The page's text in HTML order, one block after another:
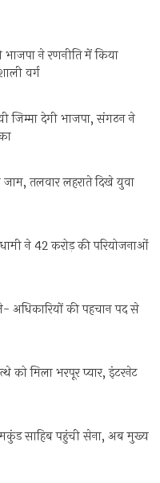
भाजपा ने रणनीति में किया
वर्ग
जिम्मा देगी भाजपा, संगठन ने
तलवार लहराते दिखे युवा
ने 42 करोड़ की परियोजनाओं
अधिकारियों की पहचान पद से
मिला भरपूर प्यार, इंटरनेट
साहिब पहुंची सेना, अब मुख्य